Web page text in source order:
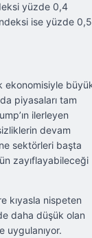
yüzde 0,4
ise yüzde 0,5
ekonomisiyle
piyasaları tam
ilerleyen
devam
sektörleri başta
zayıflayabileceği
kıyasla nispeten
daha düşük olan
uygulanıyor.